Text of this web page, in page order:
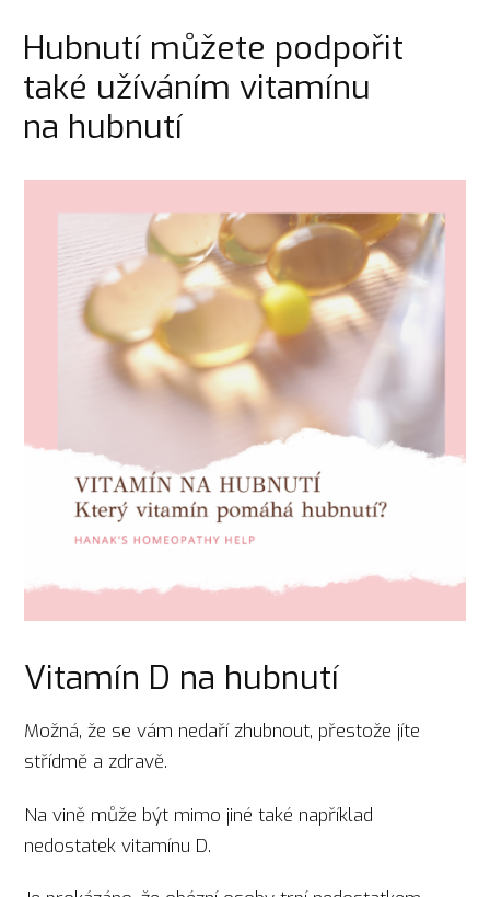
Hubnutí můžete podpořit
také užíváním vitamínu
na hubnutí
Vitamín D na hubnutí
Možná, že se vám nedaří zhubnout, přestože jíte
střídmě a zdravě.
Na vině může být mimo jiné také například
nedostatek vitamínu D.